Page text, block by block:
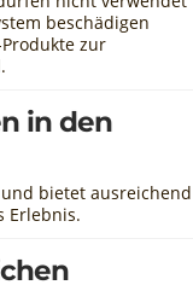
beschädigen
zur
in den
bietet ausreichend
Erlebnis.